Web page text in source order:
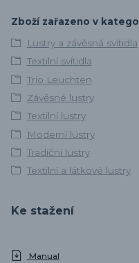
Zboží zařazeno v
Lustry a závěsná svítidla
Textilní svítidla
Trio Leuchten
Závěsné lustry
Textilní lustry
Moderní lustry
Tradiční lustry
Textilní a látkové lustry
Ke stažení
Manual